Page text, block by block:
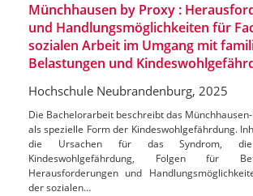
Münchhausen by Proxy :
und Handlungsmöglichkeiten für
sozialen Arbeit im Umgang mit
Belastungen und
Hochschule Neubrandenburg, 2025
Die Bachelorarbeit beschreibt das
als spezielle Form der Kindeswohlgefährdung.
die Ursachen für das Syndrom,
Kindeswohlgefährdung, Folgen für
Herausforderungen und
der sozialen…